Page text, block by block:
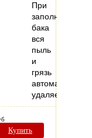
При
заполнении
бака
вся
пыль
и
грязь
автоматически
удаляется…
Купить